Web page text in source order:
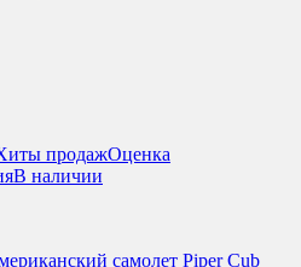
продажОценка
В наличии